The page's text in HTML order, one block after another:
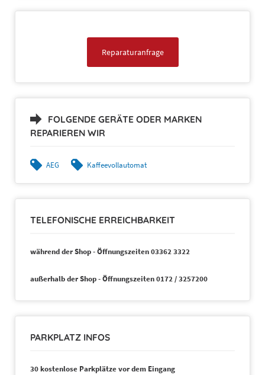
Reparaturanfrage
FOLGENDE GERÄTE ODER MARKEN
REPARIEREN WIR
AEG Kaffeevollautomat
TELEFONISCHE ERREICHBARKEIT
während der Shop - Öffnungszeiten 03362 3322
außerhalb der Shop - Öffnungszeiten 0172 / 3257200
PARKPLATZ INFOS
30 kostenlose Parkplätze vor dem Eingang